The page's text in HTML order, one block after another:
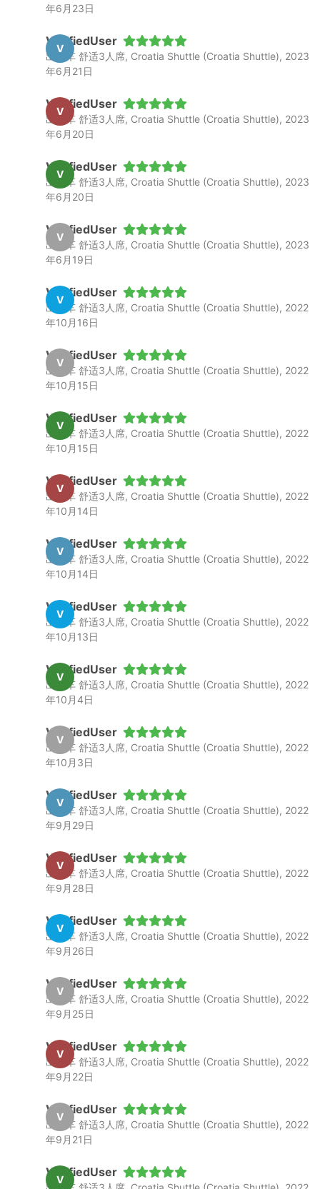
年6月23日
V
VerifiedUser
出租车 舒适3人席, Croatia Shuttle (Croatia Shuttle), 2023
年6月21日
V
VerifiedUser
出租车 舒适3人席, Croatia Shuttle (Croatia Shuttle), 2023
年6月20日
V
VerifiedUser
出租车 舒适3人席, Croatia Shuttle (Croatia Shuttle), 2023
年6月20日
V
VerifiedUser
出租车 舒适3人席, Croatia Shuttle (Croatia Shuttle), 2023
年6月19日
V
VerifiedUser
出租车 舒适3人席, Croatia Shuttle (Croatia Shuttle), 2022
年10月16日
V
VerifiedUser
出租车 舒适3人席, Croatia Shuttle (Croatia Shuttle), 2022
年10月15日
V
VerifiedUser
出租车 舒适3人席, Croatia Shuttle (Croatia Shuttle), 2022
年10月15日
V
VerifiedUser
出租车 舒适3人席, Croatia Shuttle (Croatia Shuttle), 2022
年10月14日
V
VerifiedUser
出租车 舒适3人席, Croatia Shuttle (Croatia Shuttle), 2022
年10月14日
V
VerifiedUser
出租车 舒适3人席, Croatia Shuttle (Croatia Shuttle), 2022
年10月13日
V
VerifiedUser
出租车 舒适3人席, Croatia Shuttle (Croatia Shuttle), 2022
年10月4日
V
VerifiedUser
出租车 舒适3人席, Croatia Shuttle (Croatia Shuttle), 2022
年10月3日
V
VerifiedUser
出租车 舒适3人席, Croatia Shuttle (Croatia Shuttle), 2022
年9月29日
V
VerifiedUser
出租车 舒适3人席, Croatia Shuttle (Croatia Shuttle), 2022
年9月28日
V
VerifiedUser
出租车 舒适3人席, Croatia Shuttle (Croatia Shuttle), 2022
年9月26日
V
VerifiedUser
出租车 舒适3人席, Croatia Shuttle (Croatia Shuttle), 2022
年9月25日
V
VerifiedUser
出租车 舒适3人席, Croatia Shuttle (Croatia Shuttle), 2022
年9月22日
V
VerifiedUser
出租车 舒适3人席, Croatia Shuttle (Croatia Shuttle), 2022
年9月21日
V
VerifiedUser